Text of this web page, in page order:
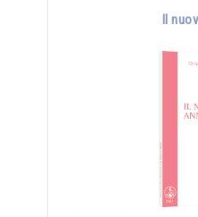
Il